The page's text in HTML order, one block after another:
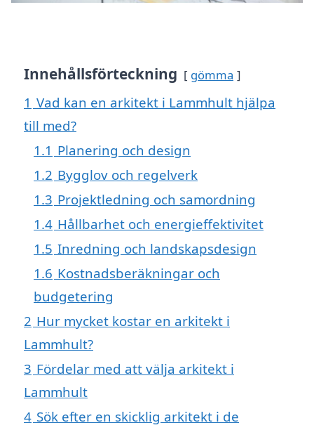
Innehållsförteckning gömma
1 Vad kan en arkitekt i Lammhult hjälpa
till med?
1.1 Planering och design
1.2 Bygglov och regelverk
1.3 Projektledning och samordning
1.4 Hållbarhet och energieffektivitet
1.5 Inredning och landskapsdesign
1.6 Kostnadsberäkningar och
budgetering
2 Hur mycket kostar en arkitekt i
Lammhult?
3 Fördelar med att välja arkitekt i
Lammhult
4 Sök efter en skicklig arkitekt i de